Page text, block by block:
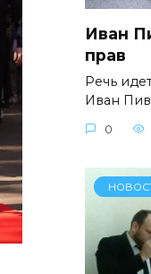
Иван
прав
Речь
Иван
0